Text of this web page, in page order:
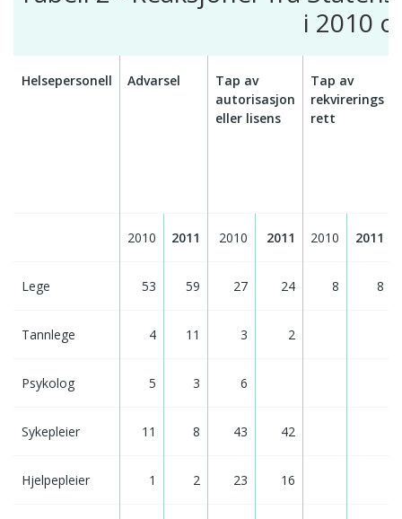
i 2010
Helsepersonell Advarsel
Tap av
autorisasjon
eller lisens
Tap av
rekvirerings
rett
2010 2011 2010 2011 2010 2011
Lege 53 59 27 24 8 8
Tannlege 4 11 3 2
Psykolog 5 3 6
Sykepleier 11 8 43 42
Hjelpepleier 1 2 23 16